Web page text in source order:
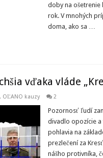
doby na ošetrenie
rok. V mnohých
doma, ako sa …
vďaka vláde
, OĽANO kauzy 2
Pozornosť ľudí
divadlo opozície a
pohlavia na
prezlečení za
nášho protivníka,